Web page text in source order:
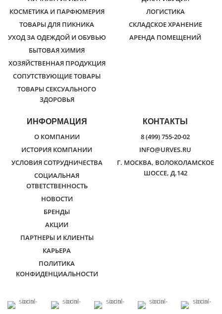
КОСМЕТИКА И ПАРФЮМЕРИЯ
ТОВАРЫ ДЛЯ ПИКНИКА
УХОД ЗА ОДЕЖДОЙ И ОБУВЬЮ
БЫТОВАЯ ХИМИЯ
ХОЗЯЙСТВЕННАЯ ПРОДУКЦИЯ
СОПУТСТВУЮЩИЕ ТОВАРЫ
ТОВАРЫ СЕКСУАЛЬНОГО
ЗДОРОВЬЯ
ЛОГИСТИКА
СКЛАДСКОЕ ХРАНЕНИЕ
АРЕНДА ПОМЕЩЕНИЙ
ИНФОРМАЦИЯ
О КОМПАНИИ
ИСТОРИЯ КОМПАНИИ
УСЛОВИЯ СОТРУДНИЧЕСТВА
СОЦИАЛЬНАЯ
ОТВЕТСТВЕННОСТЬ
НОВОСТИ
БРЕНДЫ
АКЦИИ
ПАРТНЕРЫ И КЛИЕНТЫ
КАРЬЕРА
ПОЛИТИКА
КОНФИДЕНЦИАЛЬНОСТИ
КОНТАКТЫ
8 (499) 755-20-02
INFO@URVES.RU
Г. МОСКВА, ВОЛОКОЛАМСКОЕ
ШОССЕ, Д.142